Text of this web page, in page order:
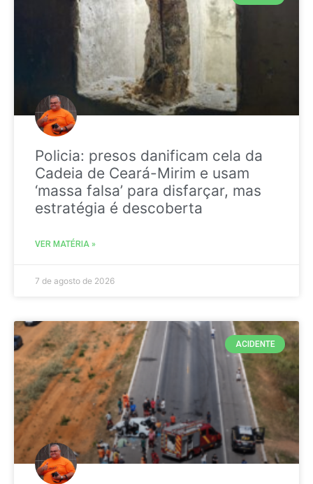
Policia: presos danificam cela da
Cadeia de Ceará-Mirim e usam
‘massa falsa’ para disfarçar, mas
estratégia é descoberta
VER MATÉRIA »
7 de agosto de 2026
ACIDENTE